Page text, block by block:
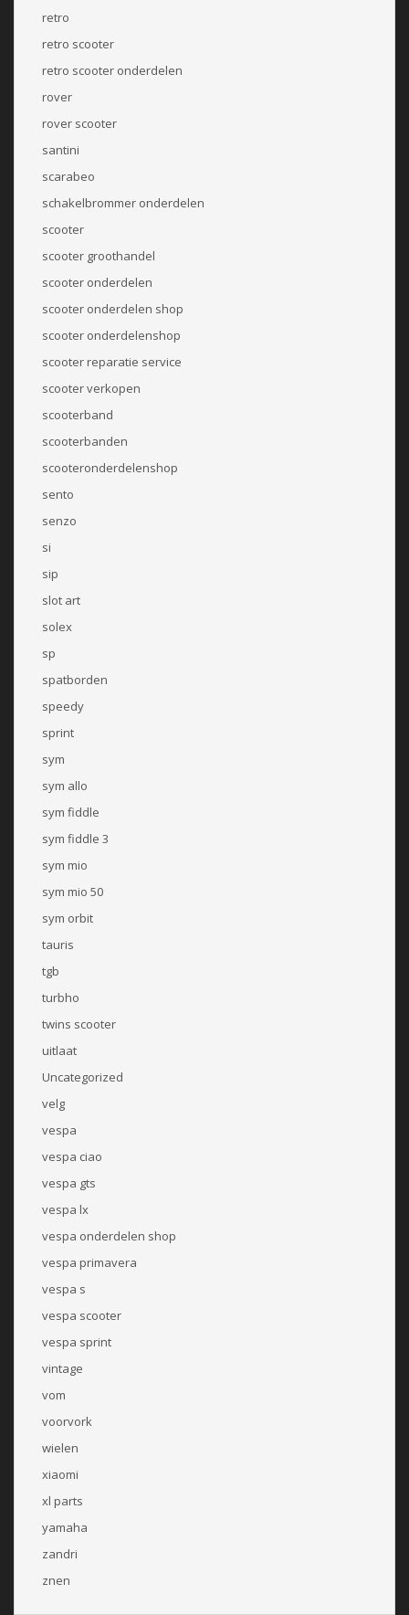
retro
retro scooter
retro scooter onderdelen
rover
rover scooter
santini
scarabeo
schakelbrommer onderdelen
scooter
scooter groothandel
scooter onderdelen
scooter onderdelen shop
scooter onderdelenshop
scooter reparatie service
scooter verkopen
scooterband
scooterbanden
scooteronderdelenshop
sento
senzo
si
sip
slot art
solex
sp
spatborden
speedy
sprint
sym
sym allo
sym fiddle
sym fiddle 3
sym mio
sym mio 50
sym orbit
tauris
tgb
turbho
twins scooter
uitlaat
Uncategorized
velg
vespa
vespa ciao
vespa gts
vespa lx
vespa onderdelen shop
vespa primavera
vespa s
vespa scooter
vespa sprint
vintage
vom
voorvork
wielen
xiaomi
xl parts
yamaha
zandri
znen